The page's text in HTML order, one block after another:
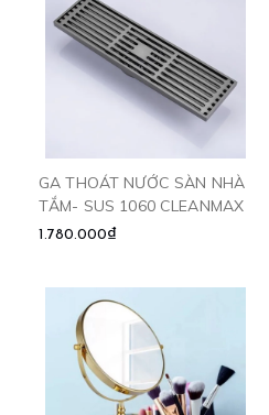
GA THOÁT NƯỚC SÀN NHÀ
TẮM- SUS 1060 CLEANMAX
1.780.000₫